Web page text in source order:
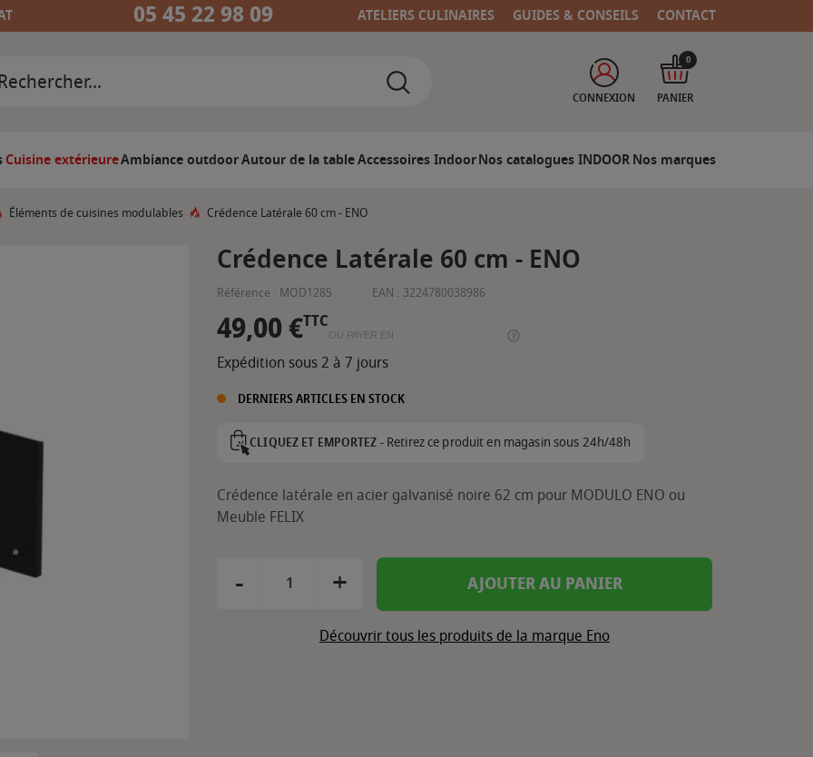
05 45 22 98 09 ATELIERS CULINAIRES GUIDES & CONSEILS CONTACT
CONNEXION PANIER
0
Cuisine extérieureAmbiance outdoorAutour de la tableAccessoires IndoorNos catalogues INDOORNos marques
Éléments de cuisines modulables Crédence Latérale 60 cm - ENO
Crédence Latérale 60 cm - ENO
Référence : MOD1285 EAN : 3224780038986
49,00 €TTC
OU PAYER EN
Expédition sous 2 à 7 jours
DERNIERS ARTICLES EN STOCK
CLIQUEZ ET EMPORTEZ -Retirez ce produit en magasin sous 24h/48h
Crédence latérale en acier galvanisé noire 62 cm pour MODULO ENO ou
Meuble FELIX
- + AJOUTER AU PANIER
Découvrir tous les produits de la marque Eno